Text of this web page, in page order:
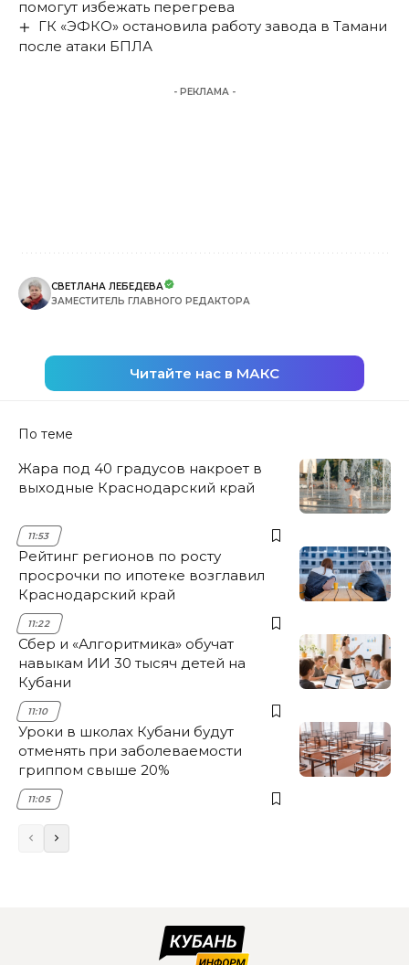
помогут избежать перегрева
ГК «ЭФКО» остановила работу завода в Тамани
после атаки БПЛА
- РЕКЛАМА -
СВЕТЛАНА ЛЕБЕДЕВА
ЗАМЕСТИТЕЛЬ ГЛАВНОГО РЕДАКТОРА
Читайте нас в МАКС
По теме
Жара под 40 градусов накроет в
выходные Краснодарский край
11:53
Рейтинг регионов по росту
просрочки по ипотеке возглавил
Краснодарский край
11:22
Сбер и «Алгоритмика» обучат
навыкам ИИ 30 тысяч детей на
Кубани
11:10
Уроки в школах Кубани будут
отменять при заболеваемости
гриппом свыше 20%
11:05